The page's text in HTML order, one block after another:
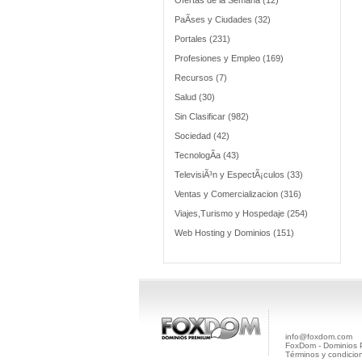
PaÃ­ses y Ciudades (32)
Portales (231)
Profesiones y Empleo (169)
Recursos (7)
Salud (30)
Sin Clasificar (982)
Sociedad (42)
TecnologÃ­a (43)
TelevisiÃ³n y EspectÃ¡culos (33)
Ventas y Comercializacion (316)
Viajes,Turismo y Hospedaje (254)
Web Hosting y Dominios (151)
info@foxdom.com
FoxDom - Dominios
Términos y